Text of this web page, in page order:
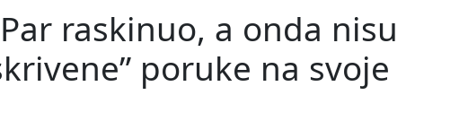
raskinuo, a onda nisu
poruke na svoje